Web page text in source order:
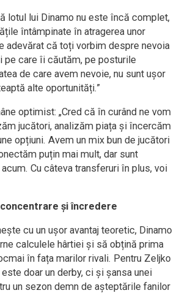
lotul lui Dinamo nu este încă complet,
întâmpinate în atragerea unor
adevărat că toți vorbim despre nevoia
pe care îi căutăm, pe posturile
de care avem nevoie, nu sunt ușor
alte oportunități.”
optimist: „Cred că în curând ne vom
jucători, analizăm piața și încercăm
opțiuni. Avem un mix bun de jucători
puțin mai mult, dar sunt
Cu câteva transferuri în plus, voi
și încredere
cu un ușor avantaj teoretic, Dinamo
calculele hârtiei și să obțină prima
în fața marilor rivali. Pentru Zeljko
doar un derby, ci și șansa unei
un sezon demn de așteptările fanilor